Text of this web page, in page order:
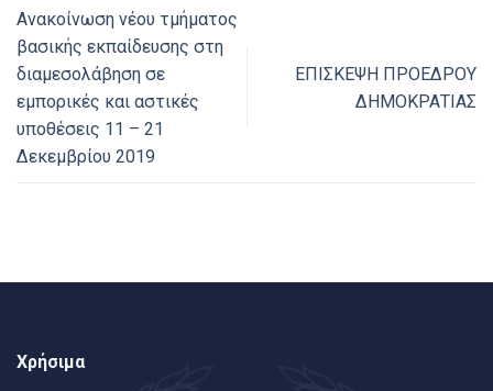
Ανακοίνωση νέου τμήματος
βασικής εκπαίδευσης στη
διαμεσολάβηση σε
εμπορικές και αστικές
υποθέσεις 11 – 21
Δεκεμβρίου 2019
ΕΠΙΣΚΕΨΗ ΠΡΟΕΔΡΟΥ
ΔΗΜΟΚΡΑΤΙΑΣ
Χρήσιμα